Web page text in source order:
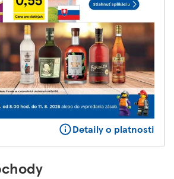
Detaily o platnosti